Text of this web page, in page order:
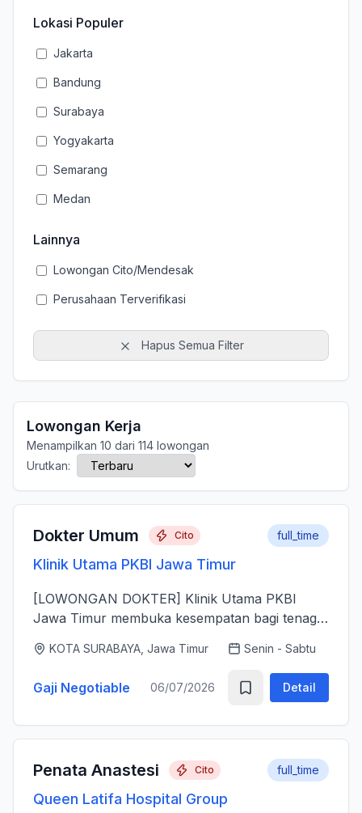
Lokasi Populer
Jakarta
Bandung
Surabaya
Yogyakarta
Semarang
Medan
Lainnya
Lowongan Cito/Mendesak
Perusahaan Terverifikasi
Hapus Semua Filter
Lowongan Kerja
Menampilkan 10 dari 114 lowongan
Urutkan:
Dokter Umum Cito
Klinik Utama PKBI Jawa Timur
full_time
[LOWONGAN DOKTER] Klinik Utama PKBI
Jawa Timur membuka kesempatan bagi tenaga
memberikan layanan kesehatan bagi
masyarakat. Kami mencari dokter yang memiliki
k...
KOTA SURABAYA, Jawa Timur Senin - Sabtu
Gaji Negotiable 06/07/2026 Detail
Penata Anastesi Cito
Queen Latifa Hospital Group
full_time